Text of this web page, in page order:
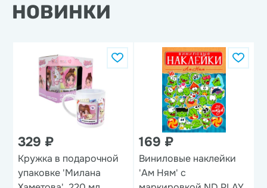
НОВИНКИ
329 ₽
Кружка в подарочной
упаковке 'Милана
169 ₽
Виниловые наклейки
'Ам Ням' с